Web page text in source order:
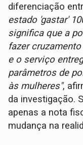
diferenciação
estado 'gastar'
significa que a
fazer
e o serviço
parâmetros de
às mulheres",
da investigação.
apenas a nota
mudança na